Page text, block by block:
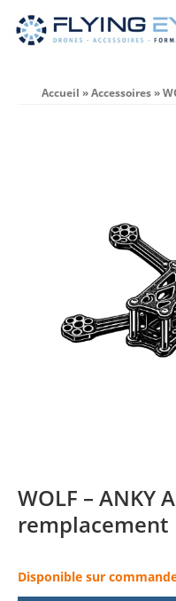
Accueil »Accessoires»
WOLF – ANKY
remplacement
Disponible sur